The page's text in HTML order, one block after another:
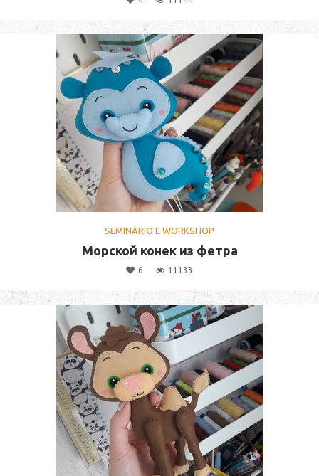
SEMINÁRIO E WORKSHOP
Морской конек из фетра
6 11133